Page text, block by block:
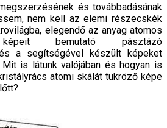
és továbbadásának
nem kell az elemi részecskék
elegendő az anyag atomos
képeit bemutató pásztázó
a segítségével készült képeket
Mit is látunk valójában és hogyan is
atomi skálát tükröző képe